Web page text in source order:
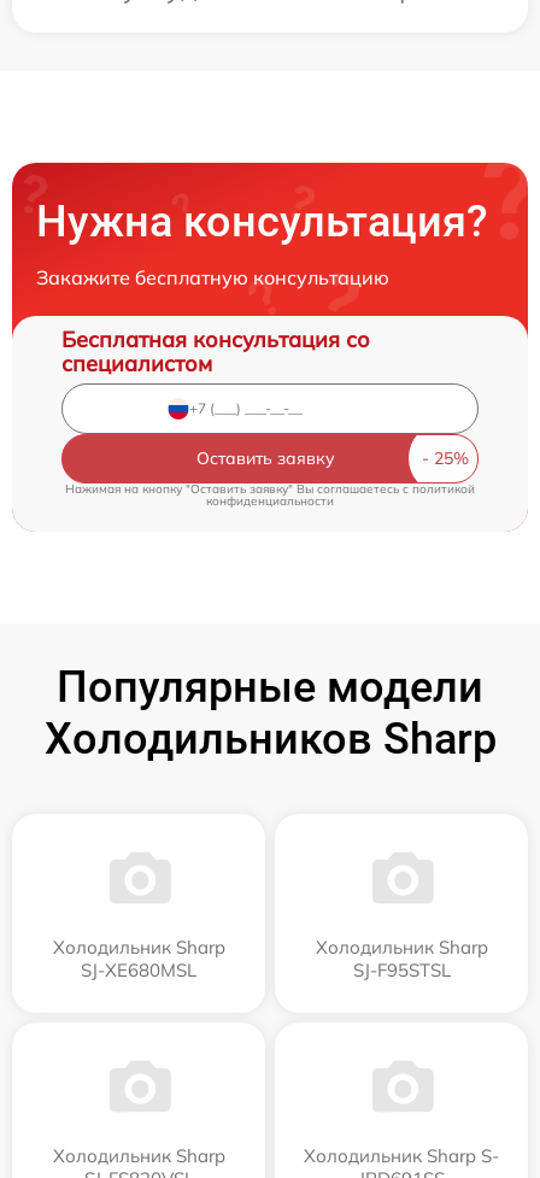
Нужна консультация?
Закажите бесплатную консультацию
Бесплатная консультация со
специалистом
Оставить заявку
Нажимая на кнопку "Оставить заявку" Вы соглашаетесь cполитикой
конфиденциальности
Популярные модели
Холодильников Sharp
Холодильник Sharp
SJ-XE680MSL
Холодильник Sharp
SJ-F95STSL
Холодильник Sharp
Холодильник Sharp S-